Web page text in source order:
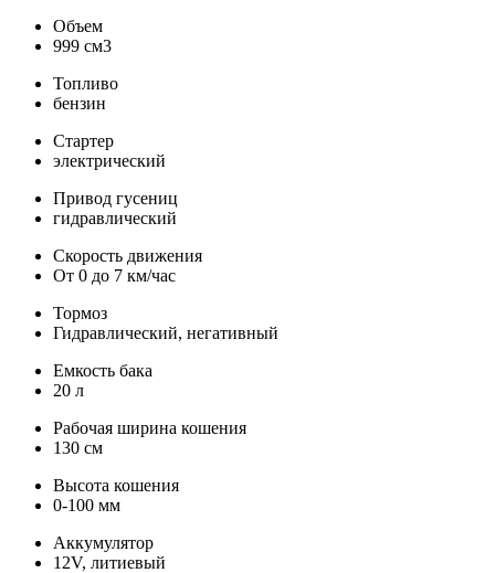
Объем
999 см3
Топливо
бензин
Стартер
электрический
Привод гусениц
гидравлический
Скорость движения
От 0 до 7 км/час
Тормоз
Гидравлический, негативный
Емкость бака
20 л
Рабочая ширина кошения
130 см
Высота кошения
0-100 мм
Аккумулятор
12V, литиевый